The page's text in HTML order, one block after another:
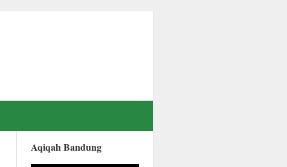
Aqiqah Bandung